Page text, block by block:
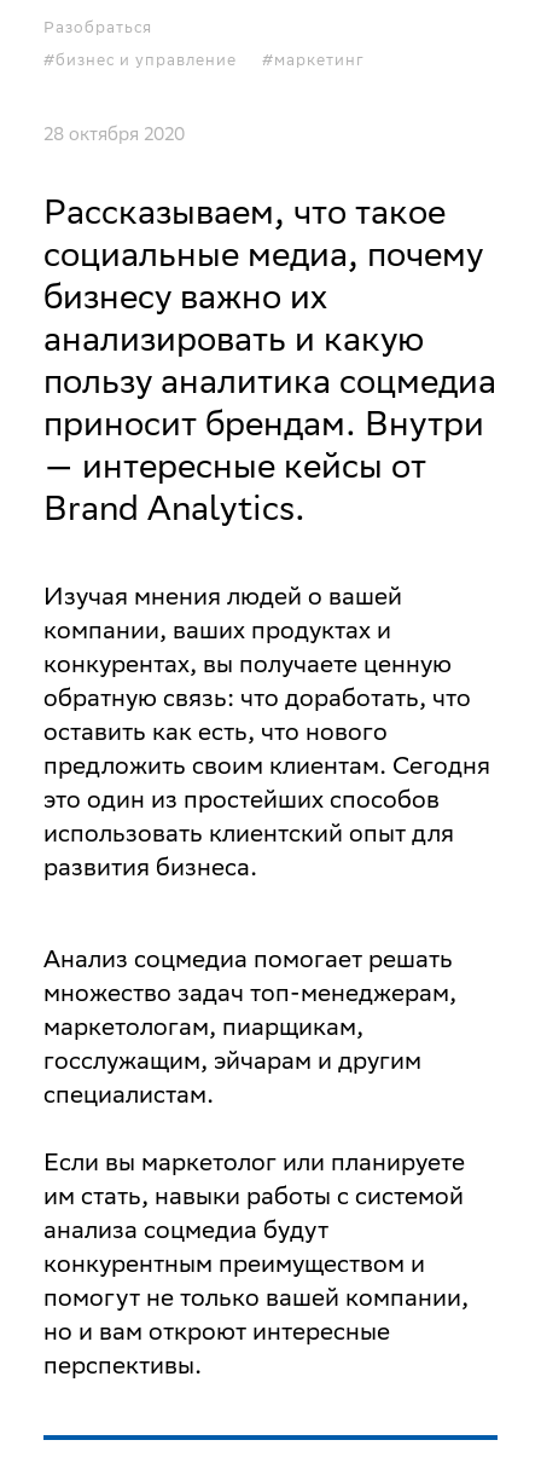
Разобраться
#бизнес и управление
#маркетинг
28 октября 2020
Рассказываем, что такое
социальные медиа, почему
бизнесу важно их
анализировать и какую
пользу аналитика соцмедиа
приносит брендам. Внутри
— интересные кейсы от
Brand Analytics.
Изучая мнения людей о вашей
компании, ваших продуктах и
конкурентах, вы получаете ценную
обратную связь: что доработать, что
оставить как есть, что нового
предложить своим клиентам. Сегодня
это один из простейших способов
использовать клиентский опыт для
развития бизнеса.
Анализ соцмедиа помогает решать
множество задач топ-менеджерам,
маркетологам, пиарщикам,
госслужащим, эйчарам и другим
специалистам.
Если вы маркетолог или планируете
им стать, навыки работы с системой
анализа соцмедиа будут
конкурентным преимуществом и
помогут не только вашей компании,
но и вам откроют интересные
перспективы.